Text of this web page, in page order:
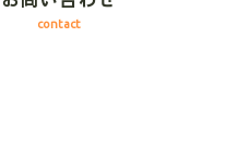
contact